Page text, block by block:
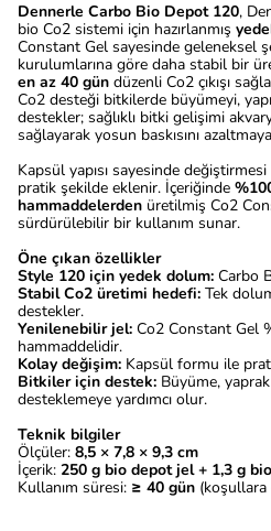
Dennerle Carbo Bio Depot 120,
bio Co2 sistemi için hazırlanmış
Constant Gel sayesinde geleneksel
kurulumlarına göre daha stabil bir
en az 40 gün düzenli Co2 çıkışı
Co2 desteği bitkilerde büyümeyi,
destekler; sağlıklı bitki gelişimi
sağlayarak yosun baskısını
Kapsül yapısı sayesinde
pratik şekilde eklenir. İçeriğinde
hammaddelerden üretilmiş Co2
sürdürülebilir bir kullanım sunar.
Öne çıkan özellikler
Style 120 için yedek dolum: Carbo
Stabil Co2 üretimi hedefi: Tek
destekler.
Yenilenebilir jel: Co2 Constant Gel
hammaddelidir.
Kolay değişim: Kapsül formu ile
Bitkiler için destek: Büyüme,
desteklemeye yardımcı olur.
Teknik bilgiler
Ölçüler: 8,5 × 7,8 × 9,3 cm
İçerik: 250 g bio depot jel + 1,3 g
Kullanım süresi: ≥ 40 gün